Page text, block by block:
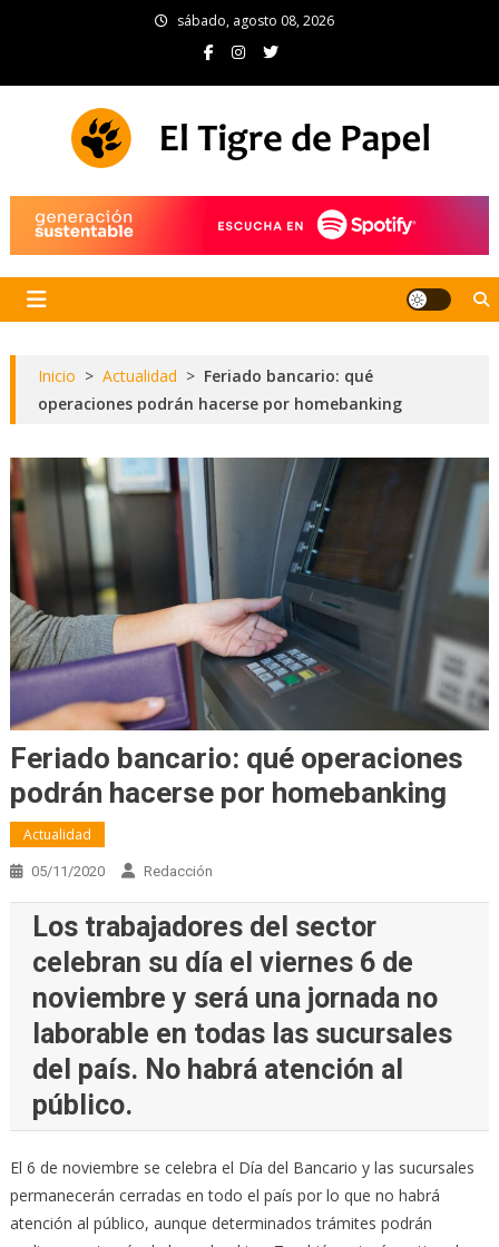
sábado, agosto 08, 2026
Inicio > Actualidad > Feriado bancario: qué
operaciones podrán hacerse por homebanking
Feriado bancario: qué operaciones
podrán hacerse por homebanking
Actualidad
05/11/2020 Redacción
Los trabajadores del sector
celebran su día el viernes 6 de
noviembre y será una jornada no
laborable en todas las sucursales
del país. No habrá atención al
público.
El 6 de noviembre se celebra el Día del Bancario y las sucursales
permanecerán cerradas en todo el país por lo que no habrá
atención al público, aunque determinados trámites podrán